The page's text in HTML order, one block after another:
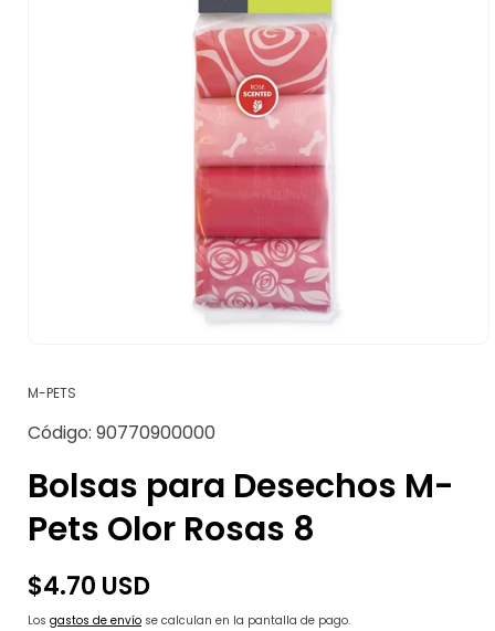
multimedia
1
una
M-PETS
Código: SKU:
90770900000
Bolsas para Desechos M-
Pets Olor Rosas 8
Precio
habitual
$4.70 USD
Los gastos de envío se calculan en la pantalla de pago.